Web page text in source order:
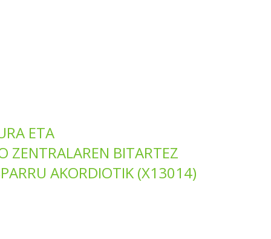
ETA
ZENTRALAREN BITARTEZ
AKORDIOTIK (X13014)